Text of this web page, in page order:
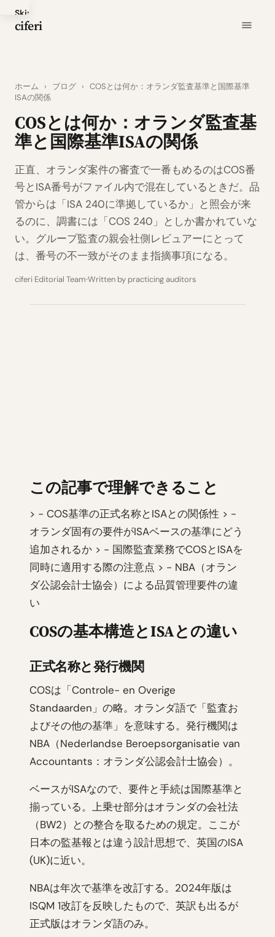
Skip
to
ciferi
ホーム › ブログ › COSとは何か：オランダ監査基準と国際基準
ISAの関係
COSとは何か：オランダ監査基
準と国際基準ISAの関係
正直、オランダ案件の審査で一番もめるのはCOS番
号とISA番号がファイル内で混在しているときだ。品
管からは「ISA 240に準拠しているか」と照会が来
るのに、調書には「COS 240」としか書かれていな
い。グループ監査の親会社側レビュアーにとって
は、番号の不一致がそのまま指摘事項になる。
ciferi Editorial Team Written by practicing auditors
この記事で理解できること
> - COS基準の正式名称とISAとの関係性 > -
オランダ固有の要件がISAベースの基準にどう
追加されるか > - 国際監査業務でCOSとISAを
同時に適用する際の注意点 > - NBA（オラン
ダ公認会計士協会）による品質管理要件の違
い
COSの基本構造とISAとの違い
正式名称と発行機関
COSは「Controle- en Overige
Standaarden」の略。オランダ語で「監査お
よびその他の基準」を意味する。発行機関は
NBA（Nederlandse Beroepsorganisatie van
Accountants：オランダ公認会計士協会）。
ベースがISAなので、要件と手続は国際基準と
揃っている。上乗せ部分はオランダの会社法
（BW2）との整合を取るための規定。ここが
日本の監基報とは違う設計思想で、英国のISA
(UK)に近い。
NBAは年次で基準を改訂する。2024年版は
ISQM 1改訂を反映したもので、英訳も出るが
正式版はオランダ語のみ。